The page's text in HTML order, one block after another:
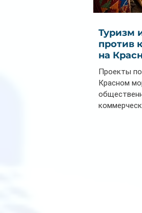
Туризм
против
на
Проекты
Красном